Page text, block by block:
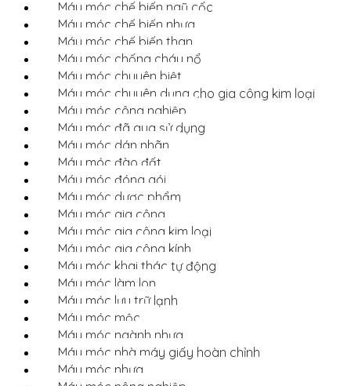
Máy móc chế biến ngũ cốc
Máy móc chế biến nhựa
Máy móc chế biến than
Máy móc chống cháy nổ
Máy móc chuyên biệt
Máy móc chuyên dụng cho gia công kim loại
Máy móc công nghiệp
Máy móc đã qua sử dụng
Máy móc dán nhãn
Máy móc đào đất
Máy móc đóng gói
Máy móc dược phẩm
Máy móc gia công
Máy móc gia công kim loại
Máy móc gia công kính
Máy móc khai thác tự động
Máy móc làm lon
Máy móc lưu trữ lạnh
Máy móc mộc
Máy móc ngành nhựa
Máy móc nhà máy giấy hoàn chỉnh
Máy móc nhựa